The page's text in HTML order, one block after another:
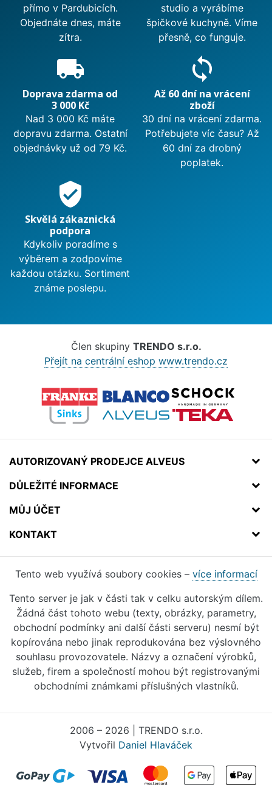
přímo v Pardubicích.
Objednáte dnes, máte
zítra.
studio a vyrábíme
špičkové kuchyně. Víme
přesně, co funguje.
local_shipping
Doprava zdarma od
3 000 Kč
Nad 3 000 Kč máte
dopravu zdarma. Ostatní
objednávky už od 79 Kč.
sync
Až 60 dní na vrácení
zboží
30 dní na vrácení zdarma.
Potřebujete víc času? Až
60 dní za drobný
poplatek.
verified_user
Skvělá zákaznická
podpora
Kdykoliv poradíme s
výběrem a zodpovíme
každou otázku. Sortiment
známe poslepu.
Člen skupiny TRENDO s.r.o.
Přejít na centrální eshop www.trendo.cz
AUTORIZOVANÝ PRODEJCE ALVEUS
DŮLEŽITÉ INFORMACE
MŮJ ÚČET
KONTAKT
Tento web využívá soubory cookies – více informací
Tento server je jak v části tak v celku autorským dílem.
Žádná část tohoto webu (texty, obrázky, parametry,
obchodní podmínky ani další části serveru) nesmí být
kopírována nebo jinak reprodukována bez výslovného
souhlasu provozovatele. Názvy a označení výrobků,
služeb, firem a společností mohou být registrovanými
obchodními známkami příslušných vlastníků.
2006 – 2026 | TRENDO s.r.o.
Vytvořil Daniel Hlaváček